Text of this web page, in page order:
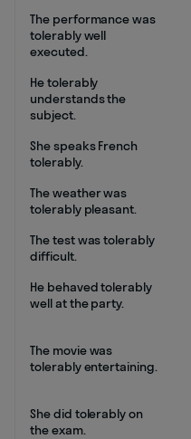
The performance was
tolerably well
executed.
He tolerably
understands the
subject.
She speaks French
tolerably.
The weather was
tolerably pleasant.
The test was tolerably
difficult.
He behaved tolerably
well at the party.
The movie was
tolerably entertaining.
She did tolerably on
the exam.